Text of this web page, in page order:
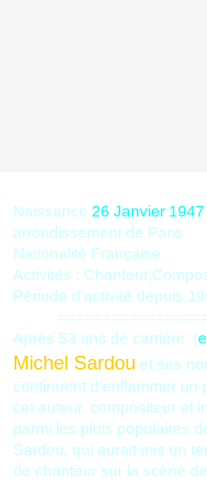
Naissance 26 Janvier 1947
arrondissement de Paris
Nationalité Française
Activités :
Période d'activité depuis
Après 53 ans de carrière (
Michel Sardou et ses
continuent d'enflammer un
cet auteur, compositeur et
parmi les pluis populaires
Sardou, qui aurait mis un
de chanteur sur la scène